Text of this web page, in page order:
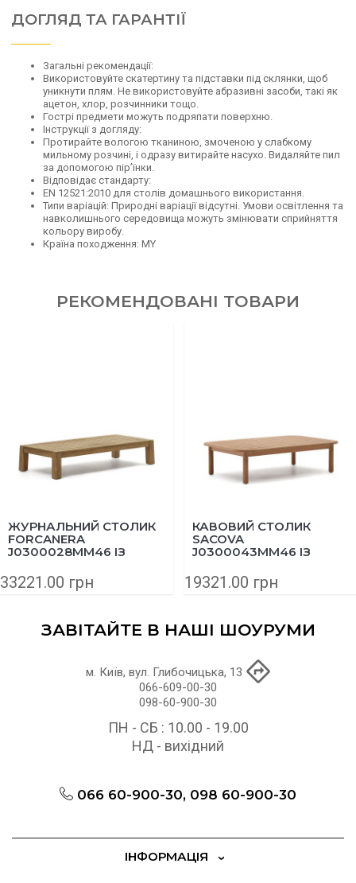
ДОГЛЯД ТА ГАРАНТІЇ
Загальні рекомендації:
Використовуйте скатертину та підставки під склянки, щоб
уникнути плям. Не використовуйте абразивні засоби, такі як
ацетон, хлор, розчинники тощо.
Гострі предмети можуть подряпати поверхню.
Інструкції з догляду:
Протирайте вологою тканиною, змоченою у слабкому
мильному розчині, і одразу витирайте насухо. Видаляйте пил
за допомогою пір’їнки.
Відповідає стандарту:
EN 12521:2010 для столів домашнього використання.
Типи варіацій: Природні варіації відсутні. Умови освітлення та
навколишнього середовища можуть змінювати сприйняття
кольору виробу.
Країна походження: MY
РЕКОМЕНДОВАНІ ТОВАРИ
ЖУРНАЛЬНИЙ СТОЛИК
FORCANERA
J0300028MM46 ІЗ
СМ
33221.00 грн
КАВОВИЙ СТОЛИК
SACOVA
J0300043MM46 ІЗ
140Х89 СМ
19321.00 грн
ЗАВІТАЙТЕ В НАШІ ШОУРУМИ
м. Київ, вул. Глибочицька, 13
066-609-00-30
098-60-900-30
ПН - СБ : 10.00 - 19.00
НД - вихідний
066 60-900-30, 098 60-900-30
ІНФОРМАЦІЯ